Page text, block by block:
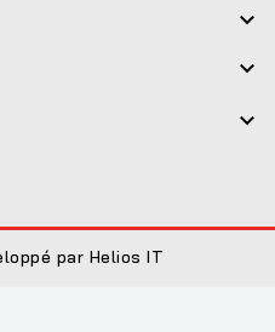



par Helios IT